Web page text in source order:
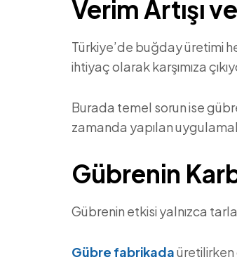
Verim Artışı
Türkiye’de buğday üretimi
ihtiyaç olarak karşımıza
Burada temel sorun ise
zamanda yapılan
Gübrenin
Gübrenin etkisi yalnızca
Gübre fabrikadaüretilirken